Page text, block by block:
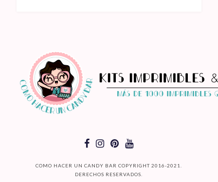
COMO HACER UN CANDY BAR COPYRIGHT 2016-2021.
DERECHOS RESERVADOS.